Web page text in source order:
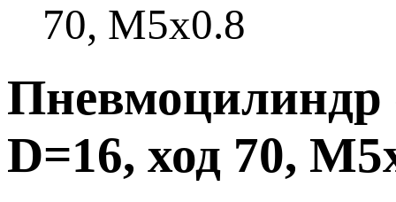
70, M5x0.8
D=16, ход 70,